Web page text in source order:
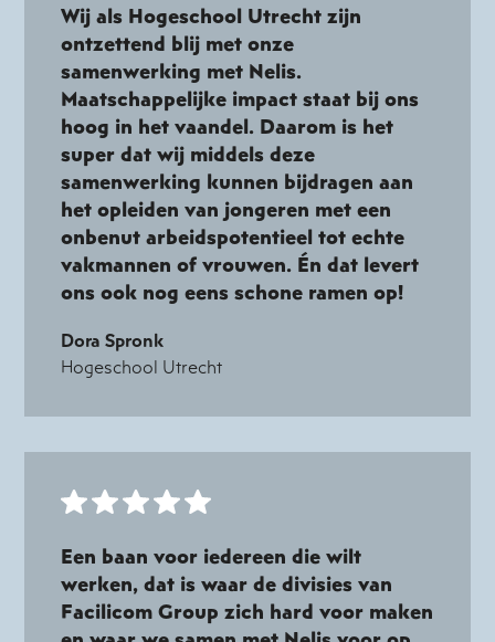
Wij als Hogeschool Utrecht zijn
ontzettend blij met onze
samenwerking met Nelis.
Maatschappelijke impact staat bij ons
hoog in het vaandel. Daarom is het
super dat wij middels deze
samenwerking kunnen bijdragen aan
het opleiden van jongeren met een
onbenut arbeidspotentieel tot echte
vakmannen of vrouwen. Én dat levert
ons ook nog eens schone ramen op!
Dora Spronk
Hogeschool Utrecht
Een baan voor iedereen die wilt
werken, dat is waar de divisies van
Facilicom Group zich hard voor maken